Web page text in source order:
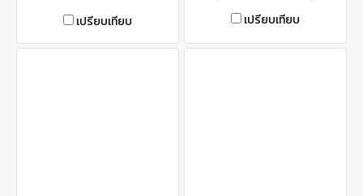
เปรียบเทียบ
เปรียบเทียบ